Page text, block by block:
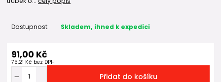
Dostupnost Skladem, ihned k expedici
91,00 Kč
75,21 Kč bez DPH
Přidat do košíku